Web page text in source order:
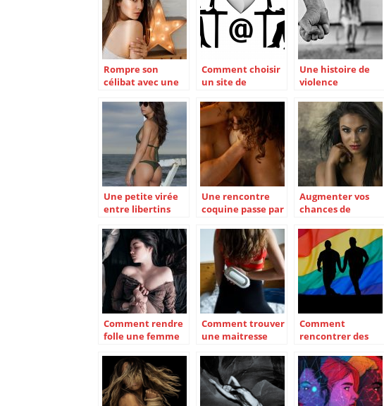
Rompre son
célibat avec une
célibataire : c’est
possible ici!
Comment choisir
un site de
aux célibataires
et aux couples
libertins ?
Une histoire de
violence
Une petite virée
entre libertins
Une rencontre
coquine passe par
communication
Augmenter vos
chances de
l’amour en
choisissant
becoquin.com
Comment rendre
folle une femme
Comment trouver
une maitresse
ligne ?
Comment
rencontrer des